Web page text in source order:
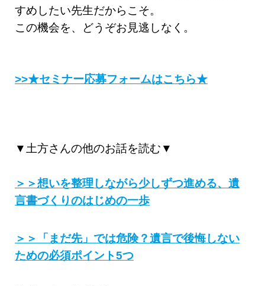
すめしたい先生だからこそ。
この機会を、どうぞお見逃しなく。
>>★セミナー応募フォームはこちら★
▼土方さんの他のお話を読む▼
＞＞想いを整理しながら少しずつ進める、遺
言書づくりのはじめの一歩
＞＞「まだ先」では危険？遺言で後悔しない
ための必須ポイント5つ